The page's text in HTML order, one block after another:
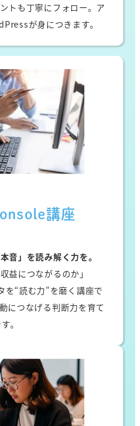
トも丁寧にフォロー。ア
が身につきます。
講座
音」を読み解く力を。
益につながるのか」
“読む力”を磨く講座で
につなげる判断力を育て
。